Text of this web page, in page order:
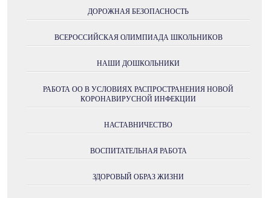
ДОРОЖНАЯ БЕЗОПАСНОСТЬ
ВСЕРОССИЙСКАЯ ОЛИМПИАДА ШКОЛЬНИКОВ
НАШИ ДОШКОЛЬНИКИ
РАБОТА ОО В УСЛОВИЯХ РАСПРОСТРАНЕНИЯ НОВОЙ
КОРОНАВИРУСНОЙ ИНФЕКЦИИ
НАСТАВНИЧЕСТВО
ВОСПИТАТЕЛЬНАЯ РАБОТА
ЗДОРОВЫЙ ОБРАЗ ЖИЗНИ